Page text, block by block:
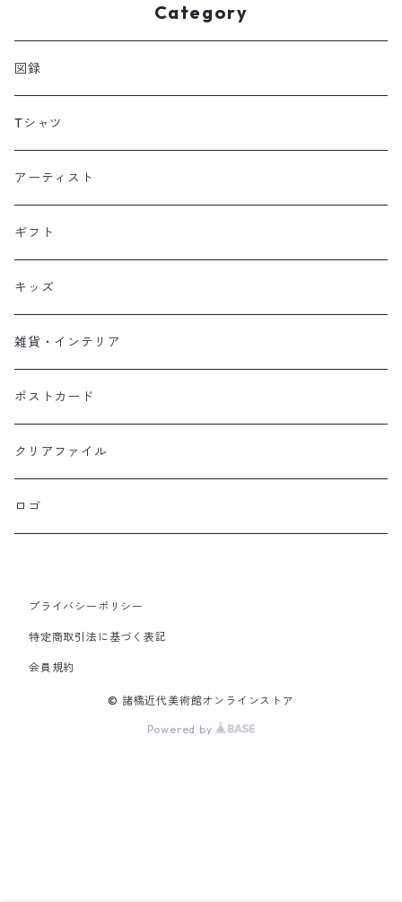
Category
図録
Tシャツ
アーティスト
ギフト
キッズ
雑貨・インテリア
ポストカード
クリアファイル
ロゴ
プライバシーポリシー
特定商取引法に基づく表記
会員規約
© 諸橋近代美術館オンラインストア
Powered by